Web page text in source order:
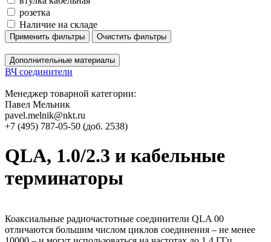
розетка
Наличие на складе
Применить фильтры Очистить фильтры
Дополнительные материалы
ВЧ соединители
Менеджер товарной категории:
Павел Мельник
pavel.melnik@nkt.ru
+7 (495) 787-05-50 (доб. 2538)
QLA, 1.0/2.3 и кабельные
терминаторы
Коаксиальные радиочастотные соединители QLA 00
отличаются большим числом циклов соединения – не менее